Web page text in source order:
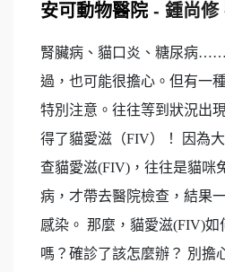
安可動物醫院 - 鍾尚修
腎臟病、貓口炎、糖尿病
過，也可能很擔心。但有一
特別注意。往往等到狀況
得了貓愛滋（FIV）！ 因為
查貓愛滋(FIV)，往往是貓咪
病，才帶去醫院檢查，結果
感染。 那麼，貓愛滋(FIV)如
嗎？確診了該怎麼辦？ 別擔